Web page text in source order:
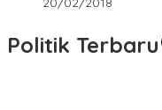
Politik Terbaru